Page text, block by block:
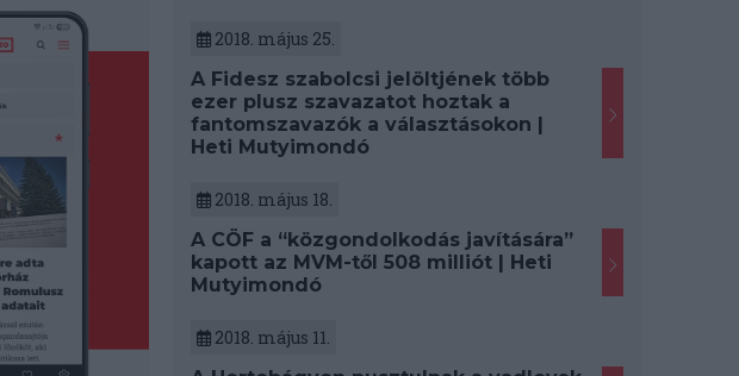
2018. május 25.
A Fidesz szabolcsi jelöltjének több
ezer plusz szavazatot hoztak a
fantomszavazók a választásokon |
Heti Mutyimondó
2018. május 18.
A CÖF a “közgondolkodás javítására”
kapott az MVM-től 508 milliót | Heti
Mutyimondó
2018. május 11.